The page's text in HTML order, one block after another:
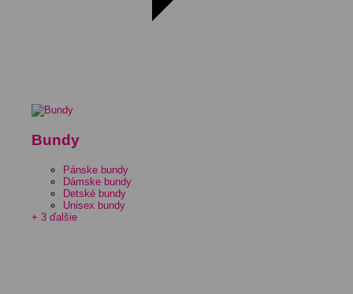
Bundy
Pánske bundy
Dámske bundy
Detské bundy
Unisex bundy
+ 3 ďalšie